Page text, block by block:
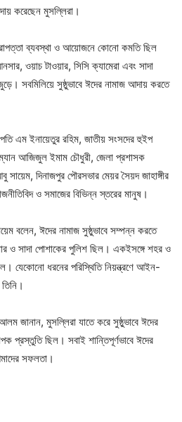
করেছেন মুসল্লিরা।
ব্যবস্থা ও আয়োজনে কোনো কমতি ছিল
ওয়াচ টাওয়ার, সিসি ক্যামেরা এবং সাদা
সবমিলিয়ে সুষ্ঠুভাবে ঈদের নামাজ আদায় করতে
এম ইনায়েতুর রহিম, জাতীয় সংসদের হুইপ
আজিজুল ইমাম চৌধুরী, জেলা প্রশাসক
দিনাজপুর পৌরসভার মেয়র সৈয়দ জাহাঙ্গীর
ও সমাজের বিভিন্ন স্তরের মানুষ।
বলেন, ঈদের নামাজ সুষ্ঠুভাবে সম্পন্ন করতে
ও সাদা পোশাকের পুলিশ ছিল। একইসঙ্গে শহর ও
যেকোনো ধরনের পরিস্থিতি নিয়ন্ত্রণে আইন-
জানান, মুসল্লিরা যাতে করে সুষ্ঠুভাবে ঈদের
প্রস্তুতি ছিল। সবাই শান্তিপূর্ণভাবে ঈদের
সফলতা।